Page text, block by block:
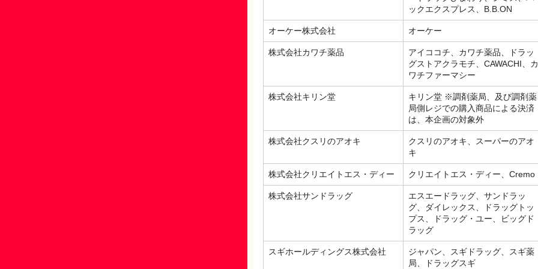
ックエクスプレス、B.B.ON
オーケー株式会社 オーケー
株式会社カワチ薬品
アイココチ、カワチ薬品、ドラッ
グストアクラモチ、CAWACHI、カ
ワチファーマシー
株式会社キリン堂
キリン堂 ※調剤薬局、及び調剤薬
局側レジでの購⼊商品による決済
は、本企画の対象外
株式会社クスリのアオキ
クスリのアオキ、スーパーのアオ
キ
株式会社クリエイトエス・ディー クリエイトエス・ディー、Cremo
株式会社サンドラッグ
エスエードラッグ、サンドラッ
グ、ダイレックス、ドラッグトッ
プス、ドラッグ・ユー、ビッグド
ラッグ
スギホールディングス株式会社
ジャパン、スギドラッグ、スギ薬
局、ドラッグスギ